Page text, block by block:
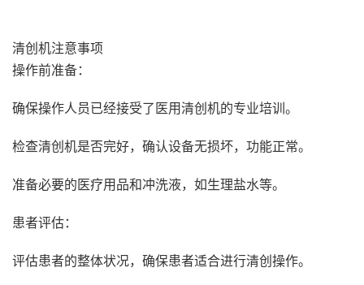
清创机注意事项
操作前准备：
确保操作人员已经接受了医用清创机的专业培训。
检查清创机是否完好，确认设备无损坏，功能正常。
准备必要的医疗用品和冲洗液，如生理盐水等。
患者评估：
评估患者的整体状况，确保患者适合进行清创操作。